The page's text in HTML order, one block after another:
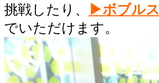
挑戦したり、
▶ボブルス
でいただけます。